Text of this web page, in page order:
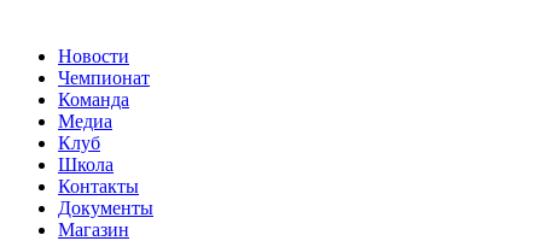
Новости
Чемпионат
Команда
Медиа
Клуб
Школа
Контакты
Документы
Магазин